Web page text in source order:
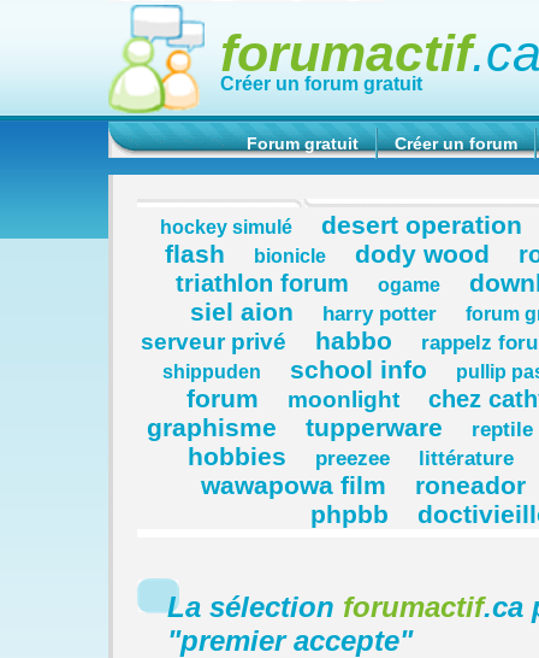
forumactif
Créer un forum gratuit
Forum gratuit Créer un forum
hockey simulé
desert operation
flash
bionicle dody wood
triathlon forum
ogame
siel aion
harry potter forum
serveur privé habbo rappelz
shippuden school info pullip
forum moonlight chez
graphisme tupperware reptile
hobbies preezee littérature
wawapowa film
roneador
phpbb
La sélection forumactif.ca
"premier accepte"